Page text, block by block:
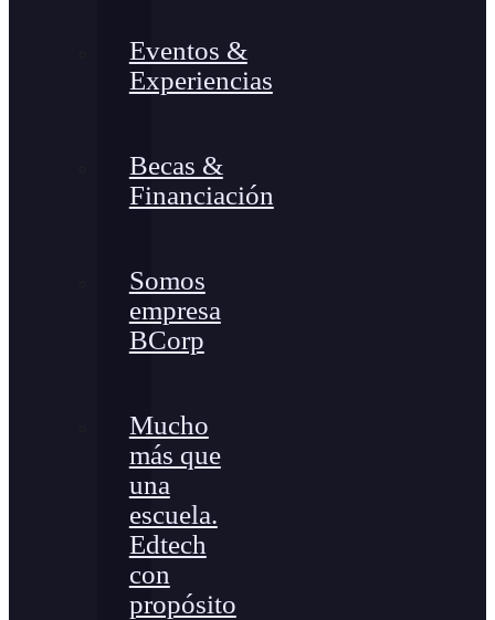
Eventos &
Experiencias
Becas &
Financiación
Somos
empresa
BCorp
Mucho
más que
una
escuela.
Edtech
con
propósito